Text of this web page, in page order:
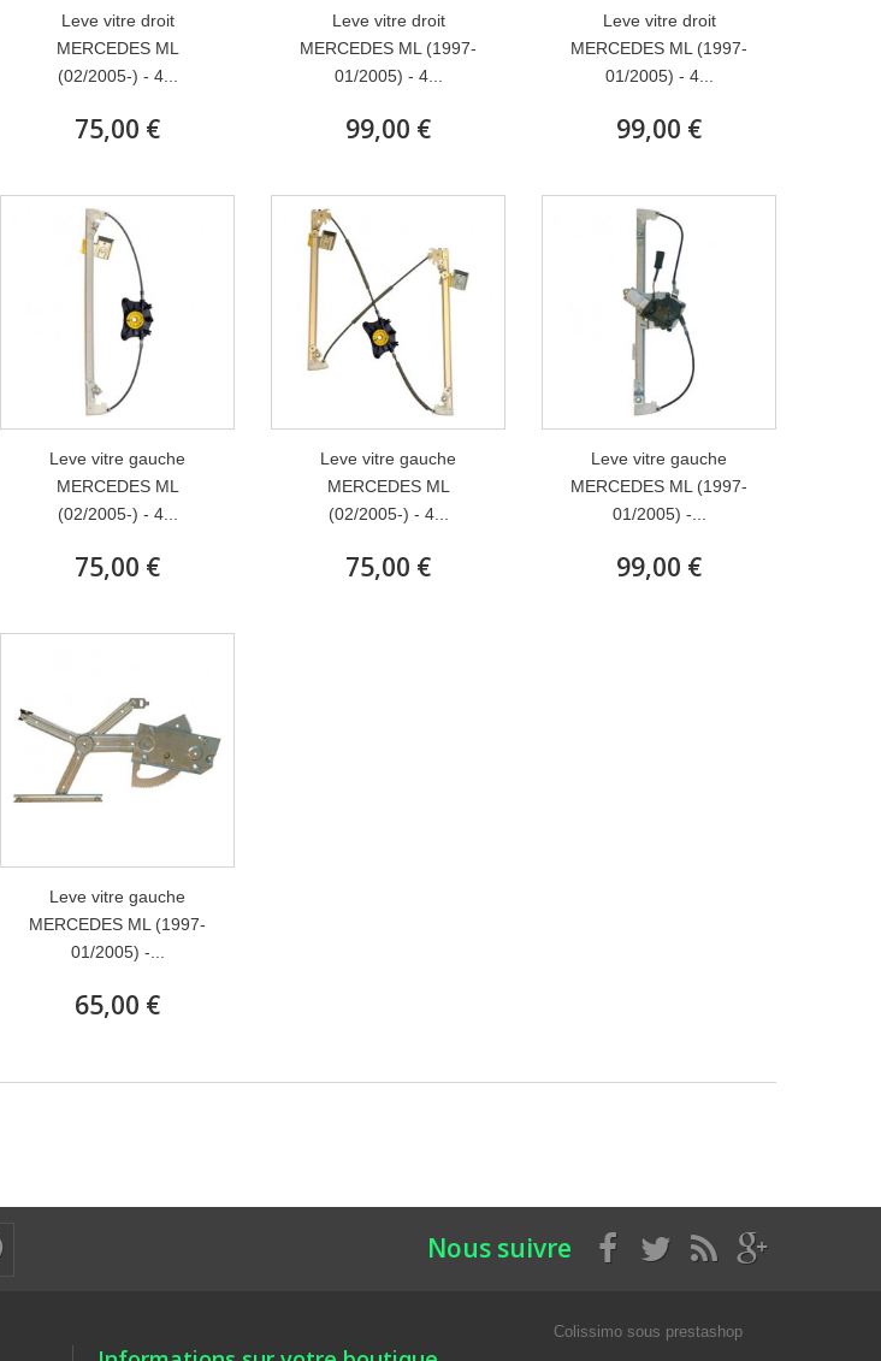
Leve vitre droit
MERCEDES ML
(02/2005-) - 4...
75,00 €
Leve vitre droit
MERCEDES ML (1997-
01/2005) - 4...
99,00 €
Leve vitre droit
MERCEDES ML (1997-
01/2005) - 4...
99,00 €
Leve vitre gauche
MERCEDES ML
(02/2005-) - 4...
75,00 €
Leve vitre gauche
MERCEDES ML
(02/2005-) - 4...
75,00 €
Leve vitre gauche
MERCEDES ML (1997-
01/2005) -...
99,00 €
Leve vitre gauche
MERCEDES ML (1997-
01/2005) -...
65,00 €
Nous suivre
Colissimo sous prestashop